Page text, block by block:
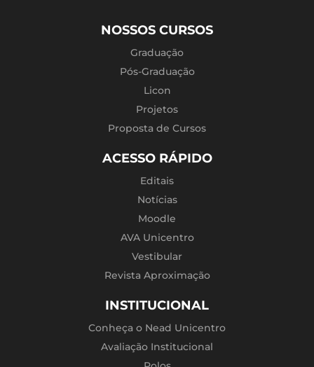
NOSSOS CURSOS
Graduação
Pós-Graduação
Licon
Projetos
Proposta de Cursos
ACESSO RÁPIDO
Editais
Notícias
Moodle
AVA Unicentro
Vestibular
Revista Aproximação
INSTITUCIONAL
Conheça o Nead Unicentro
Avaliação Institucional